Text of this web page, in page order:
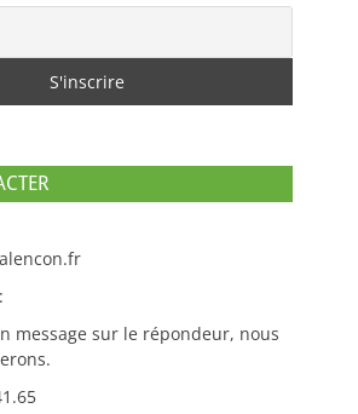
:
message sur le répondeur, nous